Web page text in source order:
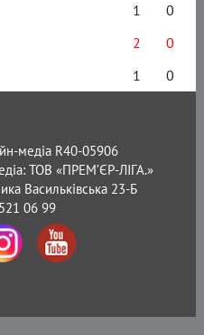
1
0
2
0
1 0
медіа R40-05906
ТОВ «ПРЕМ’ЄР-ЛІГА.»
Васильківська 23-Б
06 99